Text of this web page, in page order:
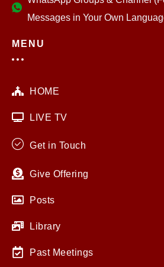
Messages in Your Own
MENU
HOME
LIVE TV
Get in Touch
Give Offering
Posts
Library
Past Meetings